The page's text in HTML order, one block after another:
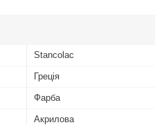
Stancolac
Греція
Фарба
Акрилова